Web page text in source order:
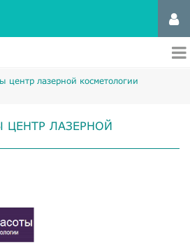
центр лазерной косметологии
ЦЕНТР ЛАЗЕРНОЙ